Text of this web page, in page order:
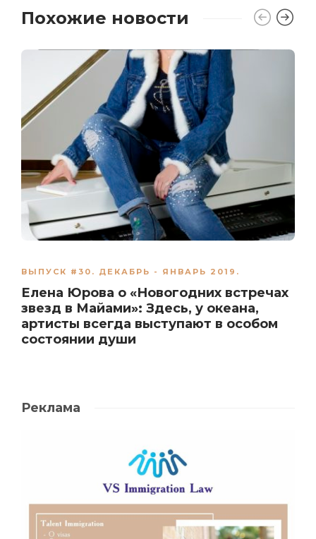
Похожие новости
ВЫПУСК #30. ДЕКАБРЬ - ЯНВАРЬ 2019.
Елена Юрова о «Новогодних встречах
звезд в Майами»: Здесь, у океана,
артисты всегда выступают в особом
состоянии души
Реклама